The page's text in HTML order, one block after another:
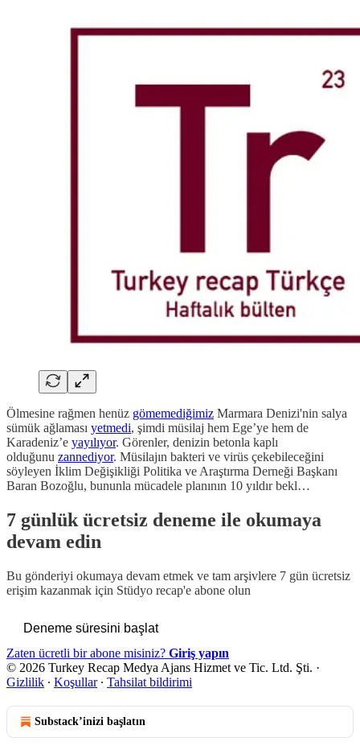
Ölmesine rağmen henüz gömemediğimiz Marmara Denizi'nin salya
sümük ağlaması yetmedi, şimdi müsilaj hem Ege’ye hem de
Karadeniz’e yayılıyor. Görenler, denizin betonla kaplı
olduğunu zannediyor. Müsilajın bakteri ve virüs çekebileceğini
söyleyen İklim Değişikliği Politika ve Araştırma Derneği Başkanı
Baran Bozoğlu, bununla mücadele planının 10 yıldır bekl…
7 günlük ücretsiz deneme ile okumaya
devam edin
Bu gönderiyi okumaya devam etmek ve tam arşivlere 7 gün ücretsiz
erişim kazanmak için Stüdyo recap'e abone olun
Deneme süresini başlat
Zaten ücretli bir abone misiniz? Giriş yapın
© 2026 Turkey Recap Medya Ajans Hizmet ve Tic. Ltd. Şti. ·
Gizlilik ∙ Koşullar∙ Tahsilat bildirimi
Substack’inizi başlatın